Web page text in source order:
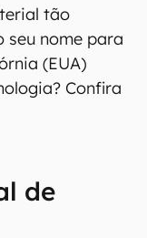
tão
seu nome para
(EUA)
Confira
de